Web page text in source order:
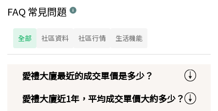
FAQ 常見問題
全部 社區資料 社區行情 生活機能
愛禮大廈最近的成交單價是多少？
愛禮大廈近1年，平均成交單價大約多少？